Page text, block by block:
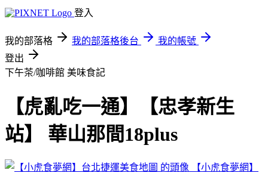
登入
我的部落格 我的部落格後台
我的帳號
登出
下午茶/咖啡館 美味食記
【虎亂吃一通】【忠孝新生
站】 華山那間18plus
【小虎食夢網】